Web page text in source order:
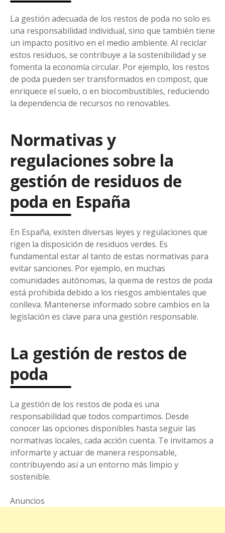
La gestión adecuada de los restos de poda no solo es
una responsabilidad individual, sino que también tiene
un impacto positivo en el medio ambiente. Al reciclar
estos residuos, se contribuye a la sostenibilidad y se
fomenta la economía circular. Por ejemplo, los restos
de poda pueden ser transformados en compost, que
enriquece el suelo, o en biocombustibles, reduciendo
la dependencia de recursos no renovables.
Normativas y
regulaciones sobre la
gestión de residuos de
poda en España
En España, existen diversas leyes y regulaciones que
rigen la disposición de residuos verdes. Es
fundamental estar al tanto de estas normativas para
evitar sanciones. Por ejemplo, en muchas
comunidades autónomas, la quema de restos de poda
está prohibida debido a los riesgos ambientales que
conlleva. Mantenerse informado sobre cambios en la
legislación es clave para una gestión responsable.
La gestión de restos de
poda
La gestión de los restos de poda es una
responsabilidad que todos compartimos. Desde
conocer las opciones disponibles hasta seguir las
normativas locales, cada acción cuenta. Te invitamos a
informarte y actuar de manera responsable,
contribuyendo así a un entorno más limpio y
sostenible.
Anuncios